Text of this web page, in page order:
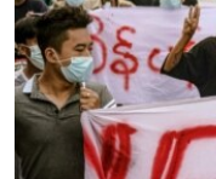
MIDDLE EAST
DEMOCRACY AND
ECONOMY AND
ENVIRONMENT AND
IDEALS AND
FOLLOW US